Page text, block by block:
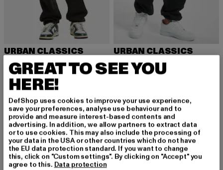
URBAN CLASSICS
Basic Loose
25,99 EUR
Ajankohtainen hinta: 25,99 EUR
39,99 EUR Kampanjahinta: 39,99 EUR
URBAN CLASSICS
Cargo
37,99 EUR
Ajankohtainen hinta: 37,99 EUR
-18%
GREAT TO SEE YOU
HERE!
DefShop uses cookies to improve your use experience,
save your preferences, analyse use behaviour and to
provide and measure interest-based contents and
advertising. In addition, we allow partners to extract data
or to use cookies. This may also include the processing of
your data in the USA or other countries which do not have
the EU data protection standard. If you want to change
this, click on "Custom settings". By clicking on "Accept" you
agree to this. Data protection